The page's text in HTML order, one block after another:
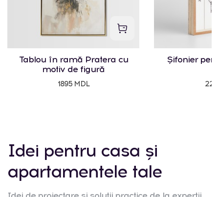
Tablou în ramă Pratera cu
motiv de figură
1895 MDL
Șifonier
Idei pentru casa și
apartamentele tale